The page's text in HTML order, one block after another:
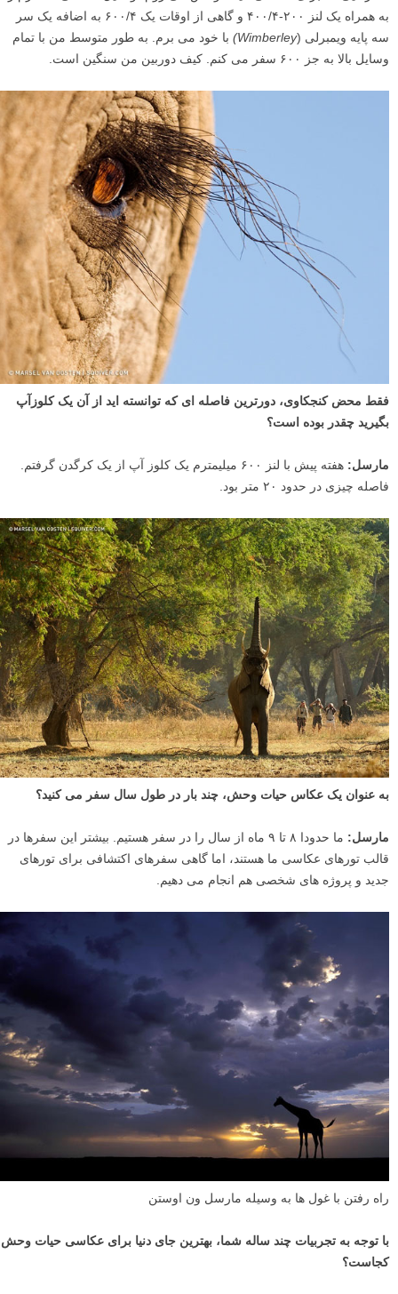
به همراه یک لنز ۲۰۰-۴۰۰/۴ و گاهی از اوقات یک ۶۰۰/۴ به اضافه یک سر
سه پایه ویمبرلی (Wimberley)
با خود می برم. به طور متوسط من با تمام
وسایل بالا به جز ۶۰۰ سفر می کنم. کیف دوربین من سنگین است.
فقط محض کنجکاوی، دورترین فاصله ای که توانسته اید از آن یک کلوزآپ
بگیرید چقدر بوده است؟
مارسل:
هفته پیش با لنز ۶۰۰ میلیمترم یک کلوز آپ از یک کرگدن گرفتم.
فاصله چیزی در حدود ۲۰ متر بود.
به عنوان یک عکاس حیات وحش، چند بار در طول سال سفر می کنید؟
مارسل:
ما حدودا ۸ تا ۹ ماه از سال را در سفر هستیم. بیشتر این سفرها در
قالب تورهای عکاسی ما هستند، اما گاهی سفرهای اکتشافی برای تورهای
جدید و پروژه های شخصی هم انجام می دهیم.
راه رفتن با غول ها به وسیله مارسل ون اوستن
با توجه به تجربیات چند ساله شما، بهترین جای دنیا برای عکاسی حیات وحش
کجاست؟